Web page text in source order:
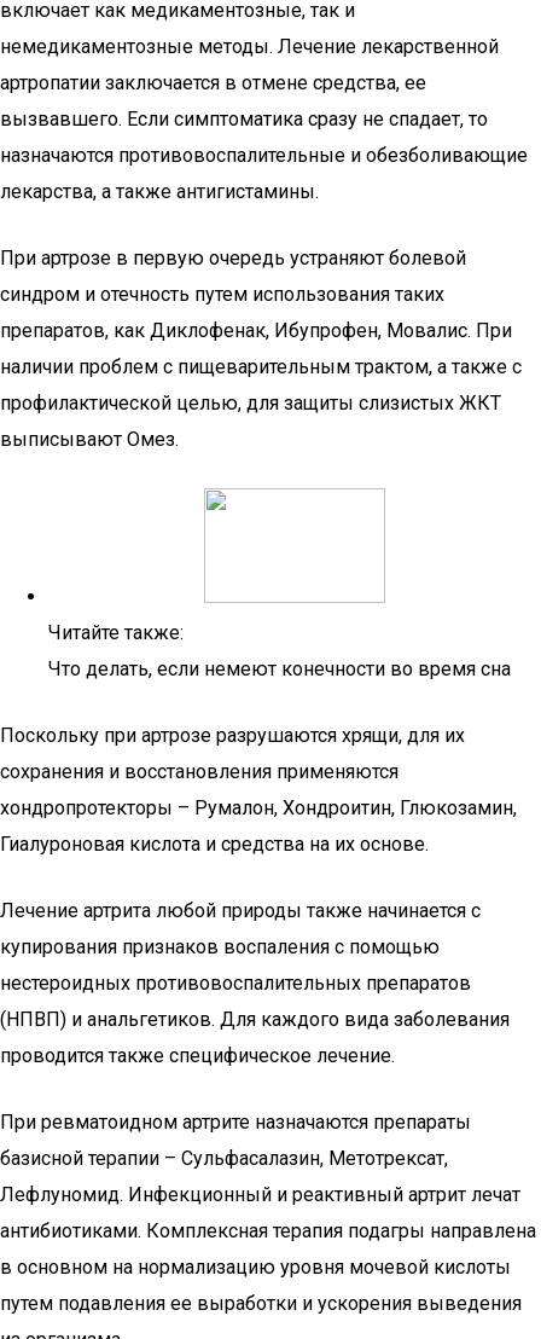
включает как медикаментозные, так и
немедикаментозные методы. Лечение лекарственной
артропатии заключается в отмене средства, ее
вызвавшего. Если симптоматика сразу не спадает, то
назначаются противовоспалительные и обезболивающие
лекарства, а также антигистамины.
При артрозе в первую очередь устраняют болевой
синдром и отечность путем использования таких
препаратов, как Диклофенак, Ибупрофен, Мовалис. При
наличии проблем с пищеварительным трактом, а также с
профилактической целью, для защиты слизистых ЖКТ
выписывают Омез.
Читайте также:
Что делать, если немеют конечности во время сна
Поскольку при артрозе разрушаются хрящи, для их
сохранения и восстановления применяются
хондропротекторы – Румалон, Хондроитин, Глюкозамин,
Гиалуроновая кислота и средства на их основе.
Лечение артрита любой природы также начинается с
купирования признаков воспаления с помощью
нестероидных противовоспалительных препаратов
(НПВП) и анальгетиков. Для каждого вида заболевания
проводится также специфическое лечение.
При ревматоидном артрите назначаются препараты
базисной терапии – Сульфасалазин, Метотрексат,
Лефлуномид. Инфекционный и реактивный артрит лечат
антибиотиками. Комплексная терапия подагры направлена
в основном на нормализацию уровня мочевой кислоты
путем подавления ее выработки и ускорения выведения